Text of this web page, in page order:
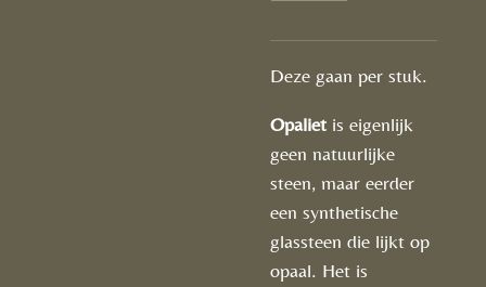
Deze gaan per stuk.
Opaliet is eigenlijk
geen natuurlijke
steen, maar eerder
een synthetische
glassteen die lijkt op
opaal. Het is